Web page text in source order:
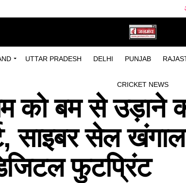
UTTAR PRADESH DELHI PUNJAB
CRICKET NEWS
आठ अगस्त को हल्द्वानी
को बम से
साइबर सेल
फुटप्रिंट